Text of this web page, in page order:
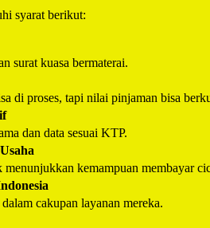
syarat berikut:
surat kuasa bermaterai.
di proses, tapi nilai pinjaman bisa
dan data sesuai KTP.
kemampuan membayar
cakupan layanan mereka.